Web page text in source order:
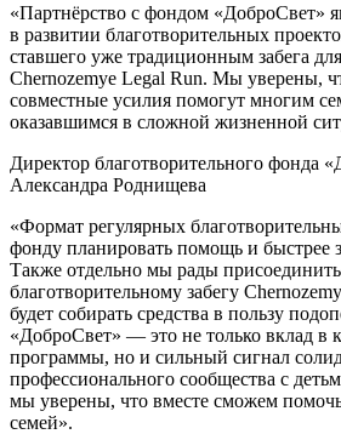
«Партнёрство с фондом «ДоброСвет»
в развитии благотворительных
ставшего уже традиционным забега
Chernozemye Legal Run. Мы уверены,
совместные усилия помогут многим
оказавшимся в сложной жизненной
Директор благотворительного фонда
Александра Роднищева
«Формат регулярных
фонду планировать помощь и быстрее
Также отдельно мы рады
благотворительному забегу
будет собирать средства в пользу
«ДоброСвет» — это не только вклад в
программы, но и сильный сигнал
профессионального сообщества с
мы уверены, что вместе сможем
семей».